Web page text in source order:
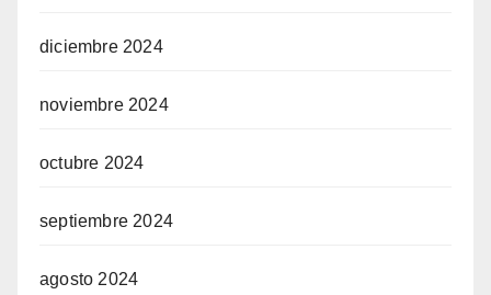
diciembre 2024
noviembre 2024
octubre 2024
septiembre 2024
agosto 2024